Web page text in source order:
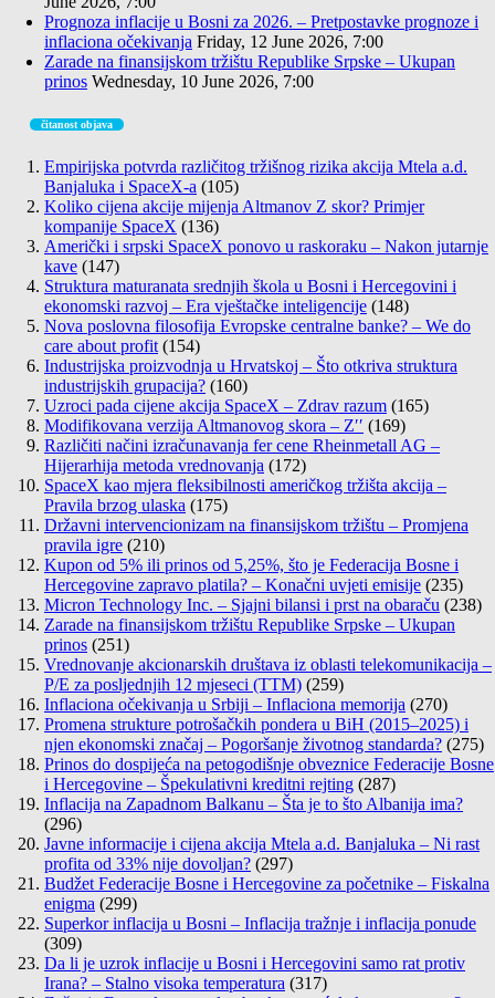
Prognoza inflacije u Bosni za 2026. – Pretpostavke prognoze i
inflaciona očekivanja Friday, 12 June 2026, 7:00
Zarade na finansijskom tržištu Republike Srpske – Ukupan
prinos Wednesday, 10 June 2026, 7:00
čitanost objava
Empirijska potvrda različitog tržišnog rizika akcija Mtela a.d.
Banjaluka i SpaceX-a (105)
Koliko cijena akcije mijenja Altmanov Z skor? Primjer
kompanije SpaceX (136)
Američki i srpski SpaceX ponovo u raskoraku – Nakon jutarnje
kave (147)
Struktura maturanata srednjih škola u Bosni i Hercegovini i
ekonomski razvoj – Era vještačke inteligencije (148)
Nova poslovna filosofija Evropske centralne banke? – We do
care about profit (154)
Industrijska proizvodnja u Hrvatskoj – Što otkriva struktura
industrijskih grupacija? (160)
Uzroci pada cijene akcija SpaceX – Zdrav razum (165)
Modifikovana verzija Altmanovog skora – Z′′ (169)
Različiti načini izračunavanja fer cene Rheinmetall AG –
Hijerarhija metoda vrednovanja (172)
SpaceX kao mjera fleksibilnosti američkog tržišta akcija –
Pravila brzog ulaska (175)
Državni intervencionizam na finansijskom tržištu – Promjena
pravila igre (210)
Kupon od 5% ili prinos od 5,25%, što je Federacija Bosne i
Hercegovine zapravo platila? – Konačni uvjeti emisije (235)
Micron Technology Inc. – Sjajni bilansi i prst na obaraču (238)
Zarade na finansijskom tržištu Republike Srpske – Ukupan
prinos (251)
Vrednovanje akcionarskih društava iz oblasti telekomunikacija –
P/E za posljednjih 12 mjeseci (TTM) (259)
Inflaciona očekivanja u Srbiji – Inflaciona memorija (270)
Promena strukture potrošačkih pondera u BiH (2015–2025) i
njen ekonomski značaj – Pogoršanje životnog standarda? (275)
Prinos do dospijeća na petogodišnje obveznice Federacije Bosne
i Hercegovine – Špekulativni kreditni rejting (287)
Inflacija na Zapadnom Balkanu – Šta je to što Albanija ima?
(296)
Javne informacije i cijena akcija Mtela a.d. Banjaluka – Ni rast
profita od 33% nije dovoljan? (297)
Budžet Federacije Bosne i Hercegovine za početnike – Fiskalna
enigma (299)
Superkor inflacija u Bosni – Inflacija tražnje i inflacija ponude
(309)
Da li je uzrok inflacije u Bosni i Hercegovini samo rat protiv
Irana? – Stalno visoka temperatura (317)